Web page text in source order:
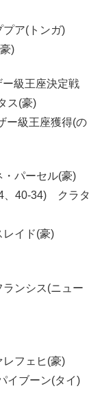
ア(トンガ)
)
級王座決定戦
ス(豪)
ー級王座獲得(の
パーセル(豪)
、40-34) クラタ
イド(豪)
ンシス(ニュー
フェヒ(豪)
ブーン(タイ)